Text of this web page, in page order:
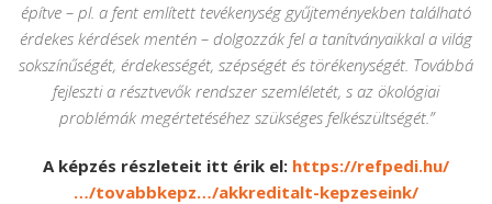
építve – pl. a fent említett tevékenység gyűjteményekben található
érdekes kérdések mentén – dolgozzák fel a tanítványaikkal a világ
sokszínűségét, érdekességét, szépségét és törékenységét. Továbbá
fejleszti a résztvevők rendszer szemléletét, s az ökológiai
problémák megértetéséhez szükséges felkészültségét.”
A képzés részleteit itt érik el: https://refpedi.hu/
…/tovabbkepz…/akkreditalt-kepzeseink/